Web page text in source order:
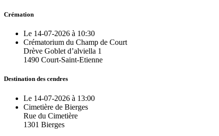
Crémation
Le 14-07-2026 à 10:30
Crématorium du Champ de Court
Drève Goblet d’alviella 1
1490 Court-Saint-Etienne
Destination des cendres
Le 14-07-2026 à 13:00
Cimetière de Bierges
Rue du Cimetière
1301 Bierges